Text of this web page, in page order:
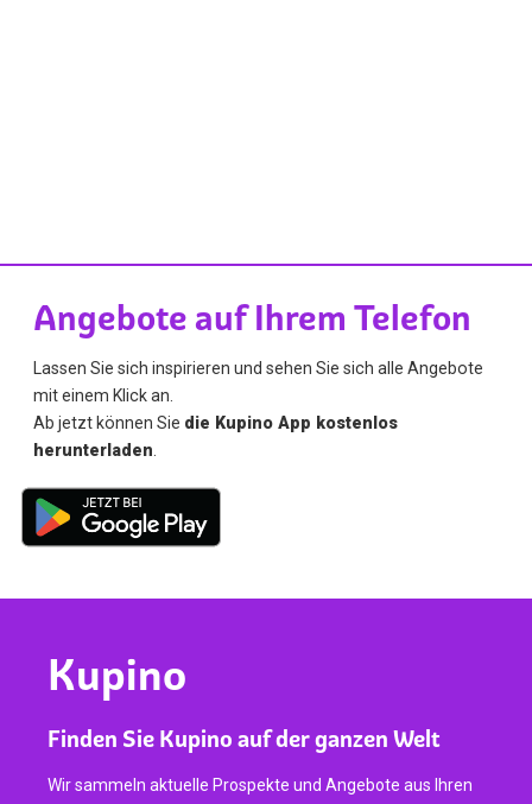
Angebote auf Ihrem Telefon
Lassen Sie sich inspirieren und sehen Sie sich alle Angebote
mit einem Klick an.
Ab jetzt können Sie die Kupino App kostenlos
herunterladen
Kupino
Finden Sie Kupino auf der ganzen Welt
Wir sammeln aktuelle Prospekte und Angebote aus Ihren